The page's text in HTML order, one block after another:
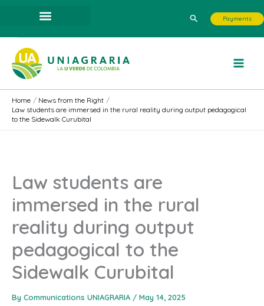
content
Search Payments
Home
News from the Right
Law students are immersed in the rural reality during output pedagogical
to the Sidewalk Curubital
Law students are
immersed in the rural
reality during output
pedagogical to the
Sidewalk Curubital
By Communications UNIAGRARIA / May 14, 2025